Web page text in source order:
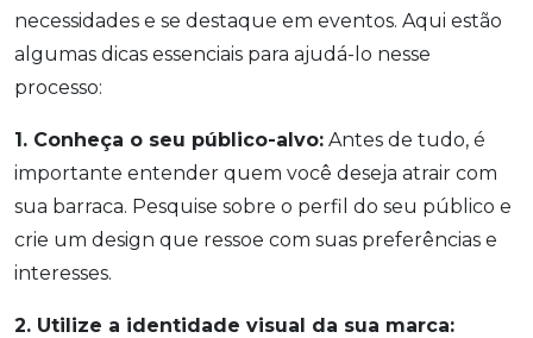
necessidades e se destaque em eventos. Aqui estão
algumas dicas essenciais para ajudá-lo nesse
processo:
1. Conheça o seu público-alvo: Antes de tudo, é
importante entender quem você deseja atrair com
sua barraca. Pesquise sobre o perfil do seu público e
crie um design que ressoe com suas preferências e
interesses.
2. Utilize a identidade visual da sua marca: